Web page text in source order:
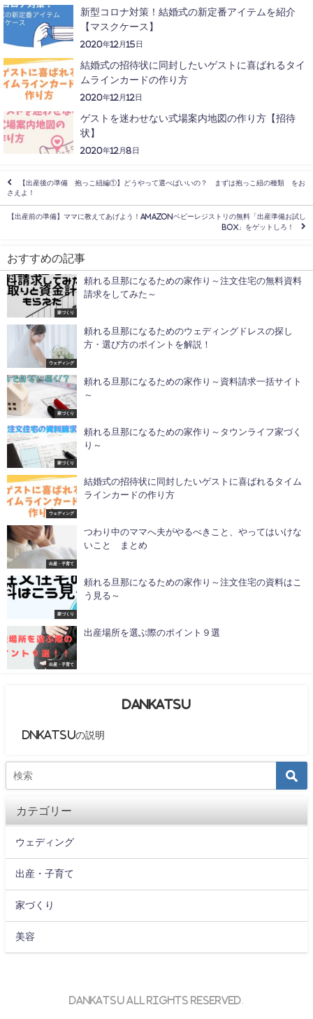
新型コロナ対策！結婚式の新定番アイテムを紹介
【マスクケース】
2020年12月15日
結婚式の招待状に同封したいゲストに喜ばれるタイ
ムラインカードの作り方
2020年12月12日
ゲストを迷わせない式場案内地図の作り方【招待
状】
2020年12月8日
【出産後の準備 抱っこ紐編①】どうやって選べばいいの？ まずは抱っこ紐の種類 をお
さえよ！
【出産前の準備】ママに教えてあげよう！Amazonベビーレジストリの無料「出産準備お試し
BOX」をゲットしろ！
おすすめの記事
家づくり
頼れる旦那になるための家作り～注文住宅の無料資料
請求をしてみた～
ウェディング
頼れる旦那になるためのウェディングドレスの探し
方・選び方のポイントを解説！
家づくり
頼れる旦那になるための家作り～資料請求一括サイト
～
家づくり
頼れる旦那になるための家作り～タウンライフ家づく
り～
ウェディング
結婚式の招待状に同封したいゲストに喜ばれるタイム
ラインカードの作り方
出産・子育て
つわり中のママへ夫がやるべきこと、やってはいけな
いこと まとめ
家づくり
頼れる旦那になるための家作り～注文住宅の資料はこ
う見る～
出産・子育て
出産場所を選ぶ際のポイント９選
DANKATSU
DNKATSUの説明
カテゴリー
ウェディング
出産・子育て
家づくり
美容
DANKATSU All Rights Reserved.